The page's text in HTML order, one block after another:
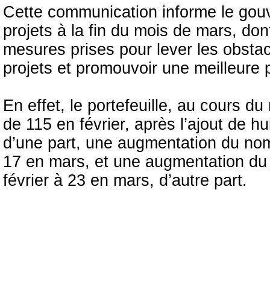
Cette communication informe le
projets à la fin du mois de mars,
mesures prises pour lever les
projets et promouvoir une meilleure
En effet, le portefeuille, au cours
de 115 en février, après l’ajout de
d’une part, une augmentation du
17 en mars, et une augmentation
février à 23 en mars, d’autre part.